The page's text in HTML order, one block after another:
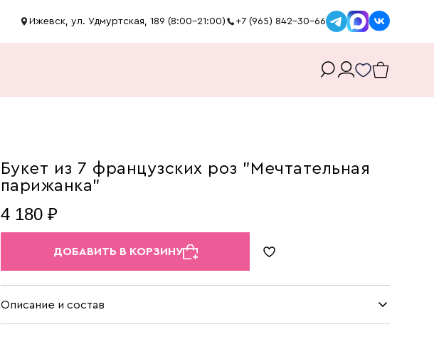
Ижевск, ул. Удмуртская, 189 (8:00-21:00) +7 (965) 842-30-66
Букет из 7 французских роз "Мечтательная
парижанка"
4 180 ₽
ДОБАВИТЬ В КОРЗИНУ
Описание и состав